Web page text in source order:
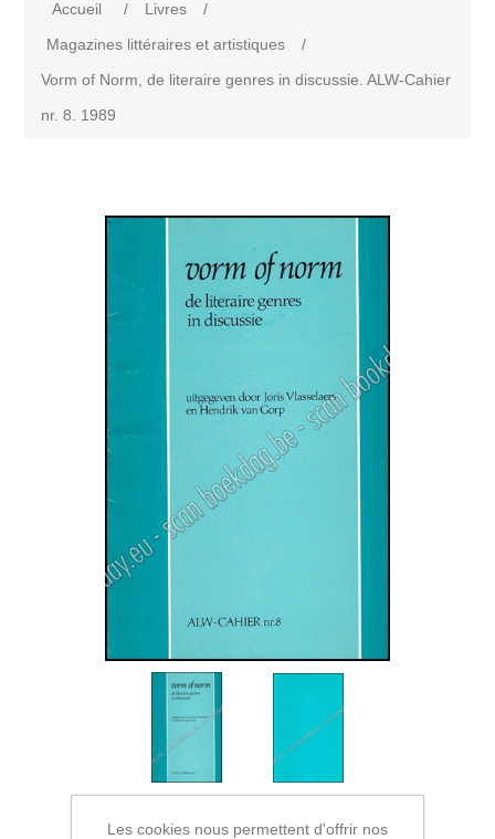
Accueil / Livres
/
Magazines littéraires et artistiques
/
Vorm of Norm, de literaire genres in discussie. ALW-Cahier
nr. 8. 1989
Les cookies nous permettent d'offrir nos